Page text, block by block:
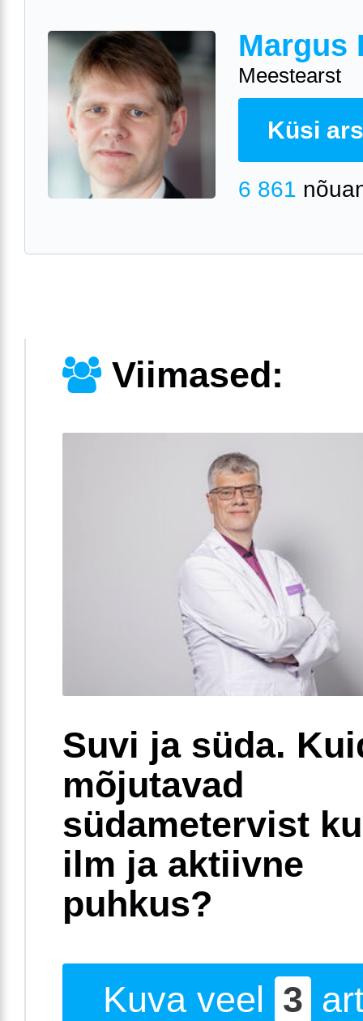
Margus
Meestearst
Küsi
6 861
Viimased:
Suvi ja süda.
mõjutavad
südametervist
ilm ja aktiivne
puhkus?
Kuva veel 3